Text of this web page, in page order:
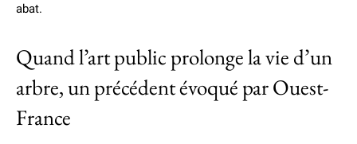
abat.
Quand l’art public prolonge la vie d’un
arbre, un précédent évoqué par Ouest-
France